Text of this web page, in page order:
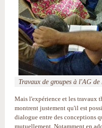
Travaux de groupes à l'AG
Mais l'expérience et les travaux
montrent justement qu'il est
dialogue entre des conceptions
mutuellement. Notamment en